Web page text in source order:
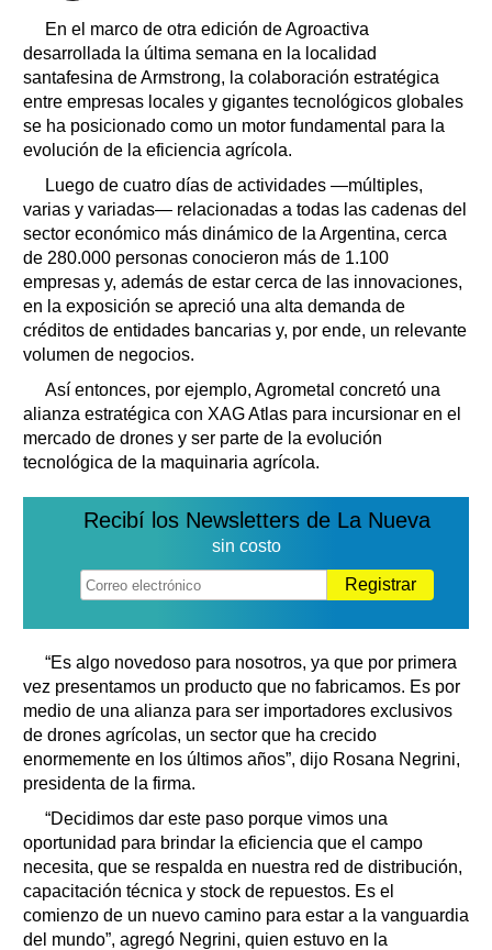
En el marco de otra edición de Agroactiva
desarrollada la última semana en la localidad
santafesina de Armstrong, la colaboración estratégica
entre empresas locales y gigantes tecnológicos globales
se ha posicionado como un motor fundamental para la
evolución de la eficiencia agrícola.
Luego de cuatro días de actividades —múltiples,
varias y variadas— relacionadas a todas las cadenas del
sector económico más dinámico de la Argentina, cerca
de 280.000 personas conocieron más de 1.100
empresas y, además de estar cerca de las innovaciones,
en la exposición se apreció una alta demanda de
créditos de entidades bancarias y, por ende, un relevante
volumen de negocios.
Así entonces, por ejemplo, Agrometal concretó una
alianza estratégica con XAG Atlas para incursionar en el
mercado de drones y ser parte de la evolución
tecnológica de la maquinaria agrícola.
Recibí los Newsletters de La Nueva
sin costo
Registrar
“Es algo novedoso para nosotros, ya que por primera
vez presentamos un producto que no fabricamos. Es por
medio de una alianza para ser importadores exclusivos
de drones agrícolas, un sector que ha crecido
enormemente en los últimos años”, dijo Rosana Negrini,
presidenta de la firma.
“Decidimos dar este paso porque vimos una
oportunidad para brindar la eficiencia que el campo
necesita, que se respalda en nuestra red de distribución,
capacitación técnica y stock de repuestos. Es el
comienzo de un nuevo camino para estar a la vanguardia
del mundo”, agregó Negrini, quien estuvo en la